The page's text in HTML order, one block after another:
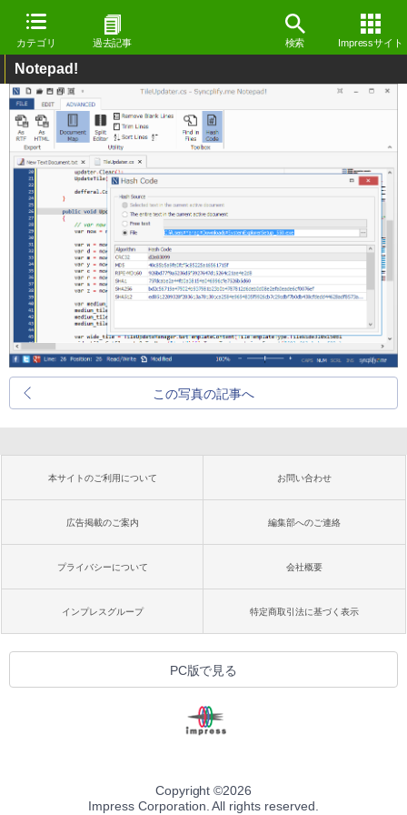
カテゴリ 過去記事 検索 Impressサイト
Notepad!
この写真の記事へ
本サイトのご利用について お問い合わせ
広告掲載のご案内 編集部へのご連絡
プライバシーについて 会社概要
インプレスグループ 特定商取引法に基づく表示
PC版で見る
Copyright ©2026
Impress Corporation. All rights reserved.